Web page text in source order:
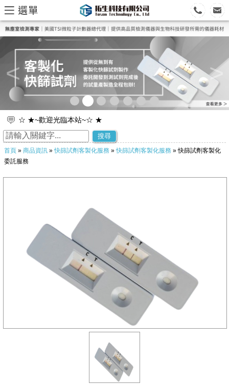
< >
☆ ★~歡迎光臨本站~☆ ★
☆ ★~歡迎您到留言版給我們加油打氣~☆ ★
搜尋
首頁» 商品資訊»快篩試劑客製化服務 »快篩試劑客製化服務 » 快篩試劑客製化
委託服務